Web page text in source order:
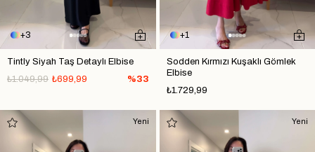
3
Tintly Siyah Taş Detaylı Elbise
₺699,99
₺1.049,99 %33
1
Sodden Kırmızı Kuşaklı Gömlek
Elbise
₺1.729,99
Yeni Yeni